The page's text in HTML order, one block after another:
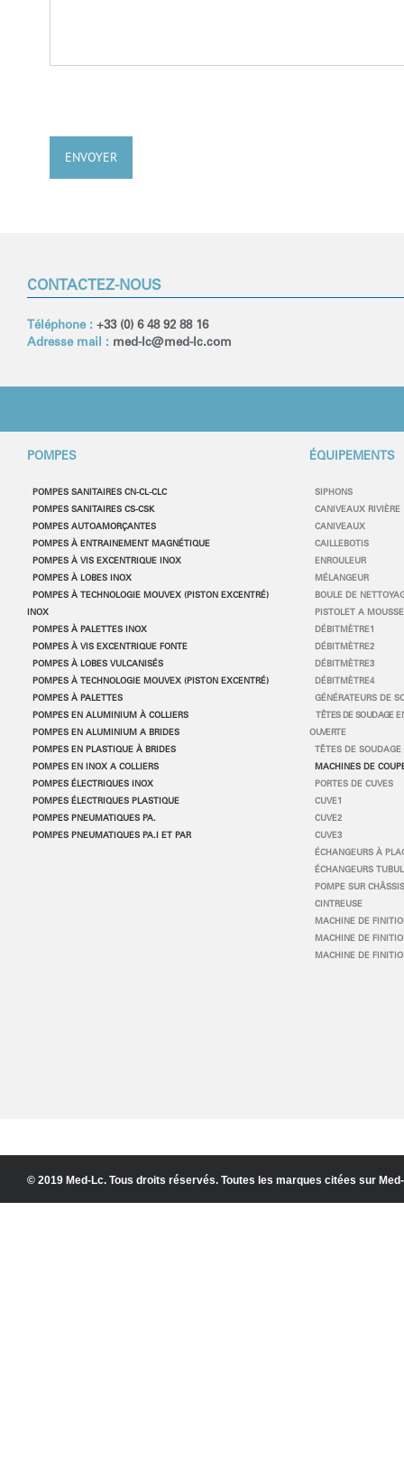
CONTACTEZ-NOUS
Téléphone : +33 (0) 6 48 92 88 16
Adresse mail : med-lc@med-lc.com
POMPES
POMPES SANITAIRES CN-CL-CLC
POMPES SANITAIRES CS-CSK
POMPES AUTOAMORÇANTES
POMPES À ENTRAINEMENT MAGNÉTIQUE
POMPES À VIS EXCENTRIQUE INOX
POMPES À LOBES INOX
POMPES À TECHNOLOGIE MOUVEX (PISTON EXCENTRÉ)
INOX
POMPES À PALETTES INOX
POMPES À VIS EXCENTRIQUE FONTE
POMPES À LOBES VULCANISÉS
POMPES À TECHNOLOGIE MOUVEX (PISTON EXCENTRÉ)
POMPES À PALETTES
POMPES EN ALUMINIUM À COLLIERS
POMPES EN ALUMINIUM A BRIDES
POMPES EN PLASTIQUE À BRIDES
POMPES EN INOX A COLLIERS
POMPES ÉLECTRIQUES INOX
POMPES ÉLECTRIQUES PLASTIQUE
POMPES PNEUMATIQUES PA.
POMPES PNEUMATIQUES PA.I ET PAR
ÉQUIPEMENTS
SIPHONS
CANIVEAUX RIVIÈRE
CANIVEAUX
CAILLEBOTIS
ENROULEUR
MÉLANGEUR
BOULE DE
PISTOLET A MOUSSE
DÉBITMÈTRE1
DÉBITMÈTRE2
DÉBITMÈTRE3
DÉBITMÈTRE4
GÉNÉRATEURS DE
TÊTES DE SOUDAGE
OUVERTE
TÊTES DE SOUDAGE
MACHINES DE
PORTES DE CUVES
CUVE1
CUVE2
CUVE3
ÉCHANGEURS À
ÉCHANGEURS
POMPE SUR
CINTREUSE
MACHINE DE
MACHINE DE
MACHINE DE
© 2019 Med-Lc. Tous droits réservés. Toutes les marques citées sur